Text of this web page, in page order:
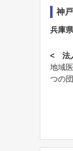
神
兵庫
< 法
地域
つの